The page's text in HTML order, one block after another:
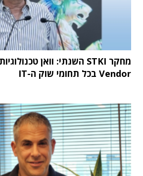
Vendor בכל תחומי שוק ה-IT